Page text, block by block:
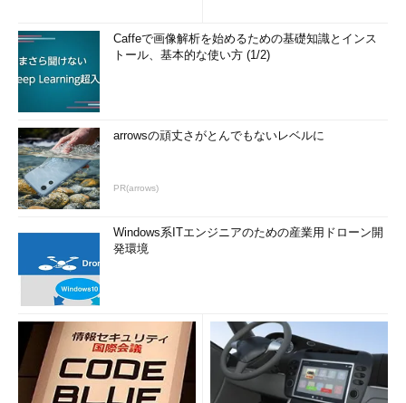
Caffeで画像解析を始めるための基礎知識とインス
トール、基本的な使い方 (1/2)
arrowsの頑丈さがとんでもないレベルに
PR(arrows)
Windows系ITエンジニアのための産業用ドローン開
発環境